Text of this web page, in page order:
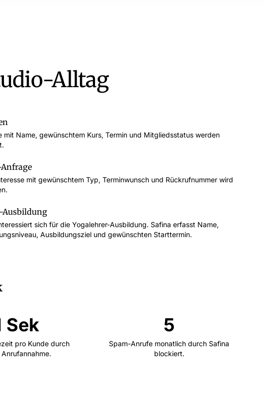
Alltag
mit Name, gewünschtem Kurs, Termin und Mitgliedsstatus werden
mit gewünschtem Typ, Terminwunsch und Rückrufnummer wird
Ausbildung
sich für die Yogalehrer-Ausbildung. Safina erfasst Name,
Ausbildungsziel und gewünschten Starttermin.
Sek
pro Kunde durch
5
Spam-Anrufe monatlich durch Safina
blockiert.